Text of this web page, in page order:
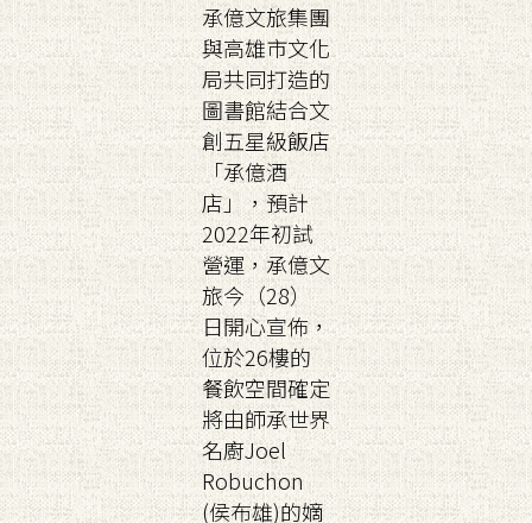
承億文旅集團
與高雄市文化
局共同打造的
圖書館結合文
創五星級飯店
「承億酒
店」，預計
2022年初試
營運，承億文
旅今（28）
日開心宣佈，
位於26樓的
餐飲空間確定
將由師承世界
名廚Joel
Robuchon
(侯布雄)的嫡